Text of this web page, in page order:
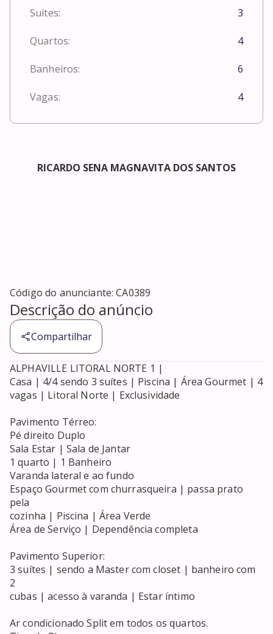
Suítes: 3
Quartos: 4
Banheiros: 6
Vagas: 4
RICARDO SENA MAGNAVITA DOS SANTOS
Código do anunciante:CA0389
Descrição do anúncio
Compartilhar
ALPHAVILLE LITORAL NORTE 1 |
Casa | 4/4 sendo 3 suítes | Piscina | Área Gourmet | 4
vagas | Litoral Norte | Exclusividade
Pavimento Térreo:
Pé direito Duplo
Sala Estar | Sala de Jantar
1 quarto | 1 Banheiro
Varanda lateral e ao fundo
Espaço Gourmet com churrasqueira | passa prato
pela
cozinha | Piscina | Área Verde
Área de Serviço | Dependência completa
Pavimento Superior:
3 suítes | sendo a Master com closet | banheiro com
2
cubas | acesso à varanda | Estar íntimo
Ar condicionado Split em todos os quartos.